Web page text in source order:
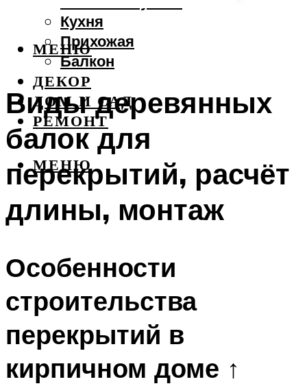
Кухня
Прихожая
Балкон
ДЕКОР
ДОМ И САД
РЕМОНТ
МЕНЮ
МЕНЮ
Виды деревянных
балок для
перекрытий, расчёт
длины, монтаж
Особенности
строительства
перекрытий в
кирпичном доме ↑